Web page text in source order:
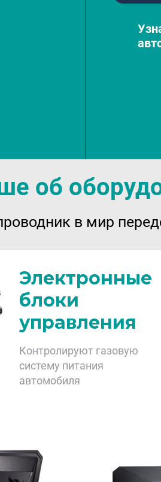
об
в мир
Электронные
блоки
управления
Контролируют газовую
систему питания
автомобиля